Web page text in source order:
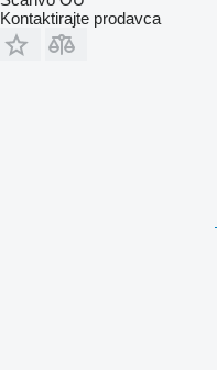
Kontaktirajte prodavca